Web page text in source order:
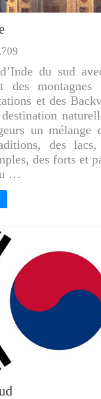
du sud
des montagnes
et des
un mélange
des
des forts et
…